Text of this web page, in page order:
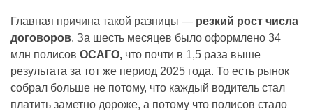
Главная причина такой разницы — резкий рост числа
договоров. За шесть месяцев было оформлено 34
млн полисов ОСАГО, что почти в 1,5 раза выше
результата за тот же период 2025 года. То есть рынок
собрал больше не потому, что каждый водитель стал
платить заметно дороже, а потому что полисов стало